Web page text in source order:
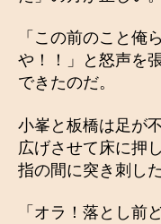
「この前のこと俺
や！！」と怒声を
できたのだ。
小峯と板橋は足が
広げさせて床に押
指の間に突き刺した
「オラ！落とし前